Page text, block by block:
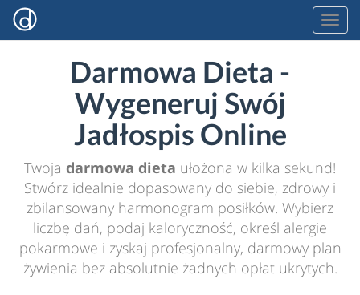
Darmowa Dieta -
Wygeneruj Swój
Jadłospis Online
Twoja darmowa dieta ułożona w kilka sekund!
Stwórz idealnie dopasowany do siebie, zdrowy i
zbilansowany harmonogram posiłków. Wybierz
liczbę dań, podaj kaloryczność, określ alergie
pokarmowe i zyskaj profesjonalny, darmowy plan
żywienia bez absolutnie żadnych opłat ukrytych.